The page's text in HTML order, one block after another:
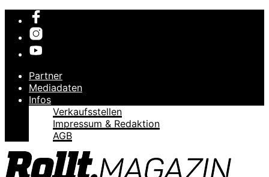
Partner
Mediadaten
Infos
Verkaufsstellen
Impressum & Redaktion
AGB